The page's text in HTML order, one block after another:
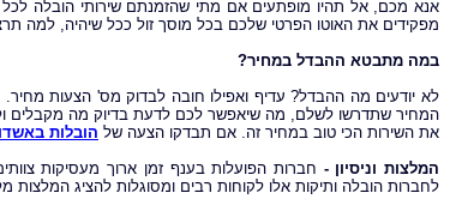
מפקידים את האוטו הפרטי שלכם בכל מוסך זול ככל שיהיה, למה
במה מתבטא ההבדל במחיר?
לא יודעים מה ההבדל? עדיף ואפילו חובה לבדוק מס' הצעות
המחיר שתדרשו לשלם, מה שיאפשר לכם לדעת בדיוק מה מקבלים
את השירות הכי טוב במחיר זה. אם תבדקו הצעה של הובלות
המלצות וניסיון - חברות הפועלות בענף זמן ארוך מעסיקות
לחברות הובלה ותיקות אלו לקוחות רבים ומסוגלות להציג המלצות